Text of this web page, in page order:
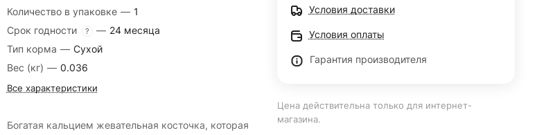
Количество в упаковке — 1
Срок годности
? — 24 месяца
Тип корма — Сухой
Вес (кг) — 0.036
Все характеристики
Богатая кальцием жевательная косточка, которая
Условия доставки
Условия оплаты
Гарантия производителя
Цена действительна только для интернет-
магазина.